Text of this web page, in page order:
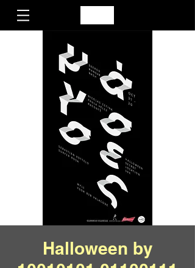
Halloween by